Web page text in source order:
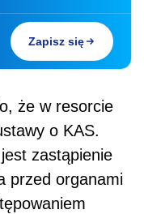
Zapisz się
że w resorcie
o KAS.
zastąpienie
przed organami